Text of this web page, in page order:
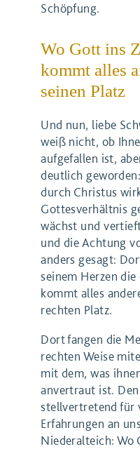
Schöpfung.
Wo Gott ins
kommt alles
seinen Platz
Und nun, liebe
weiß nicht, ob
aufgefallen ist,
deutlich
durch Christus
Gottesverhältnis
wächst und
und die Achtung
anders gesagt:
seinem Herzen
kommt alles
rechten Platz.
Dort fangen die
rechten Weise
mit dem, was
anvertraut ist.
stellvertretend für
Erfahrungen an
Niederalteich: